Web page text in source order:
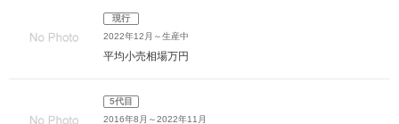
現行
2022年12月～生産中
平均小売相場万円
5代目
2016年8月～2022年11月